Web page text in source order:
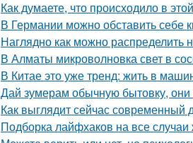
Как думаете, что происходило в
В Германии можно обставить себе
Наглядно как можно распределить
В Алматы микроволновка свет в
В Китае это уже тренд: жить в
Дай зумерам обычную бытовку, они
Как выглядит сейчас современный
Подборка лайфхаков на все случаи